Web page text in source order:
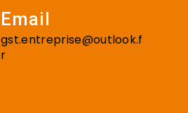
Email
gst.entreprise@outlook.f
r